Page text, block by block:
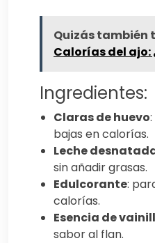
Quizás también
Calorías del ajo:
Ingredientes:
Claras de huevo
bajas en calorías.
Leche
sin añadir grasas.
Edulcorante:
calorías.
Esencia de
sabor al flan.